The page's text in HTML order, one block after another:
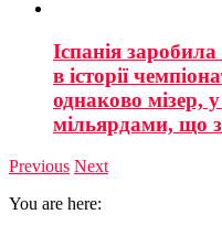
Іспанія
в історії
однаково мізер,
мільярдами, що
Previous Next
You are here: